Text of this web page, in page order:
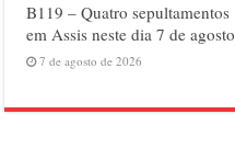
B119 – Quatro sepultamentos
em Assis neste dia 7 de agosto
7 de agosto de 2026